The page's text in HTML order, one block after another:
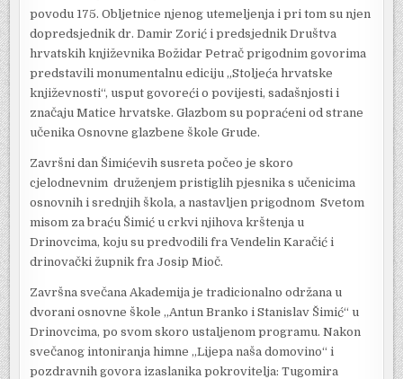
povodu 175. Obljetnice njenog utemeljenja i pri tom su njen
dopredsjednik dr. Damir Zorić i predsjednik Društva
hrvatskih književnika Božidar Petrač prigodnim govorima
predstavili monumentalnu ediciju „Stoljeća hrvatske
književnosti“, usput govoreći o povijesti, sadašnjosti i
značaju Matice hrvatske. Glazbom su popraćeni od strane
učenika Osnovne glazbene škole Grude.
Završni dan Šimićevih susreta počeo je skoro
cjelodnevnim druženjem pristiglih pjesnika s učenicima
osnovnih i srednjih škola, a nastavljen prigodnom Svetom
misom za braću Šimić u crkvi njihova krštenja u
Drinovcima, koju su predvodili fra Vendelin Karačić i
drinovački župnik fra Josip Mioč.
Završna svečana Akademija je tradicionalno održana u
dvorani osnovne škole „Antun Branko i Stanislav Šimić“ u
Drinovcima, po svom skoro ustaljenom programu. Nakon
svečanog intoniranja himne „Lijepa naša domovino“ i
pozdravnih govora izaslanika pokrovitelja: Tugomira